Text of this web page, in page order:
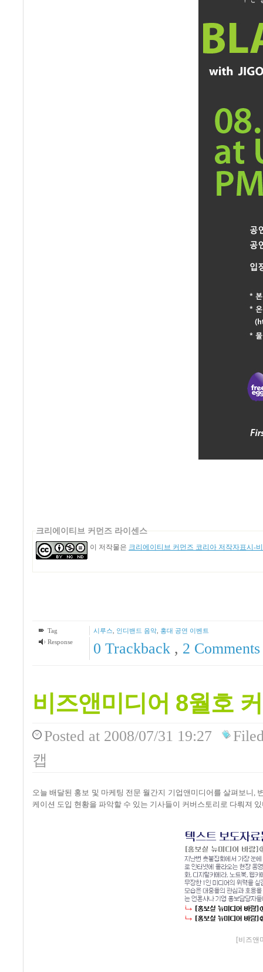
크리에이티브 커먼즈 라이센스
이 저작물은 크리에이티브 커먼즈 코리아 저작자표시-
Tag 시루스 인디밴드 음악, 홍대 공연 이벤트
Response
0 Trackback , 2 Comments
비즈앤미디어 8월호
Posted at 2008/07/31 19:27
캡
오늘 배달된 홍보 및 마케팅 전문 월간지 기업앤미디어를 살펴보니,
케이션 도입 현황을 파악할 수 있는 기사들이 커버스토리로 다뤄져
[비즈앤